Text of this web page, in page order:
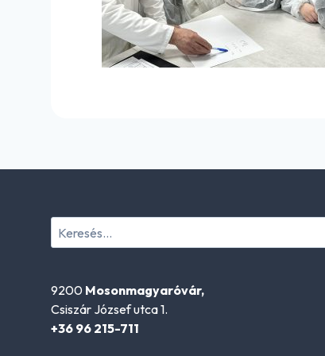
Keresés:
9200 Mosonmagyaróvár,
Csiszár József utca 1.
+36 96 215-711